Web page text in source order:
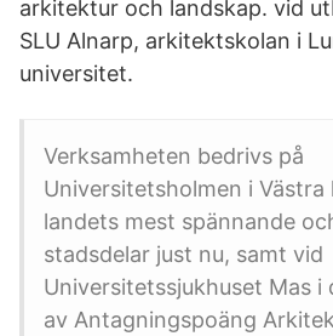
arkitektur och landskap. vid
SLU Alnarp, arkitektskolan i
universitet.
Verksamheten bedrivs på
Universitetsholmen i Västra
landets mest spännande
stadsdelar just nu, samt vid
Universitetssjukhuset Mas i
av Antagningspoäng